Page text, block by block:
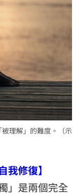
理解」的難度。（示
我修復】
」是兩個完全